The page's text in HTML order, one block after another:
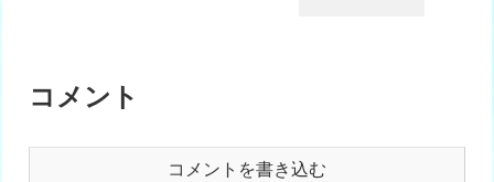
コメント
コメントを書き込む